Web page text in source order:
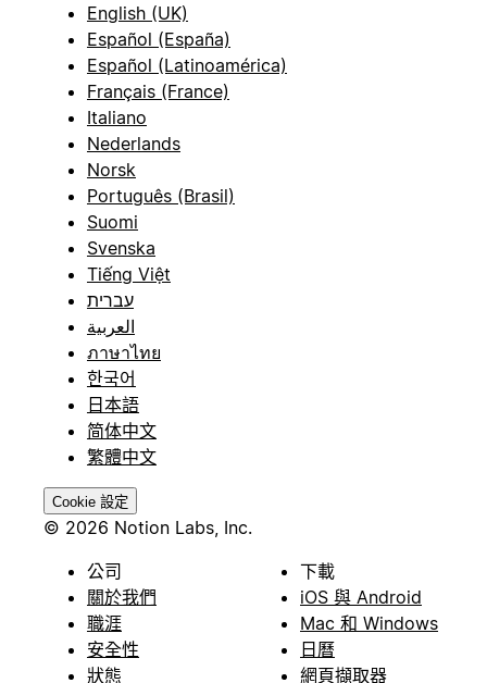
English (UK)
Español (España)
Español (Latinoamérica)
Français (France)
Italiano
Nederlands
Norsk
Português (Brasil)
Suomi
Svenska
Tiếng Việt
עברית
العربية
ภาษาไทย
한국어
日本語
简体中文
繁體中文
Cookie 設定
© 2026 Notion Labs, Inc.
公司
關於我們
職涯
安全性
狀態
下載
iOS 與 Android
Mac 和 Windows
日曆
網頁擷取器